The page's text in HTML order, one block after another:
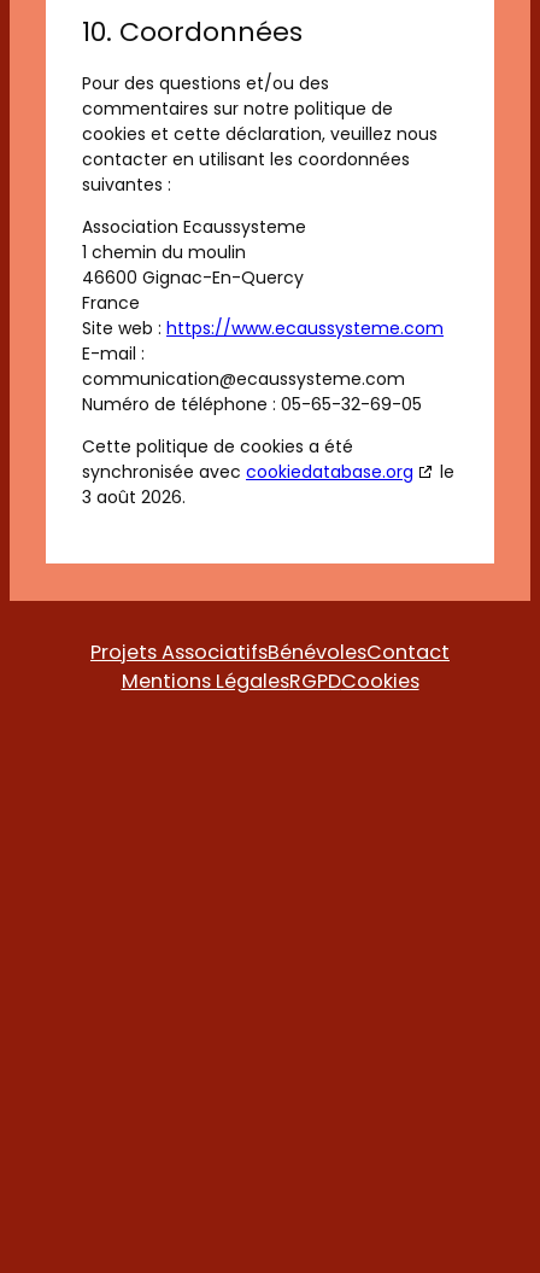
10. Coordonnées
Pour des questions et/ou des
commentaires sur notre politique de
cookies et cette déclaration, veuillez nous
contacter en utilisant les coordonnées
suivantes :
Association Ecaussysteme
1 chemin du moulin
46600 Gignac-En-Quercy
France
Site web : https://www.ecaussysteme.com
E-mail :
communication@ecaussysteme.com
Numéro de téléphone : 05-65-32-69-05
Cette politique de cookies a été
synchronisée avec cookiedatabase.org
le
3 août 2026.
Projets AssociatifsBénévolesContact
Mentions LégalesRGPDCookies